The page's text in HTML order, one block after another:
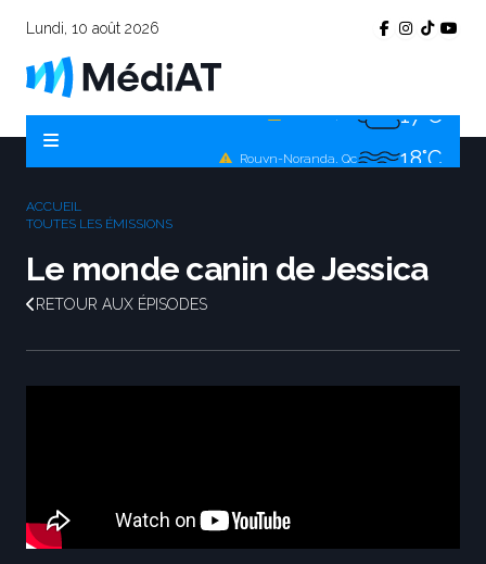
Lundi, 10 août 2026
ACCUEIL
TOUTES LES ÉMISSIONS
Le monde canin de Jessica
RETOUR AUX ÉPISODES